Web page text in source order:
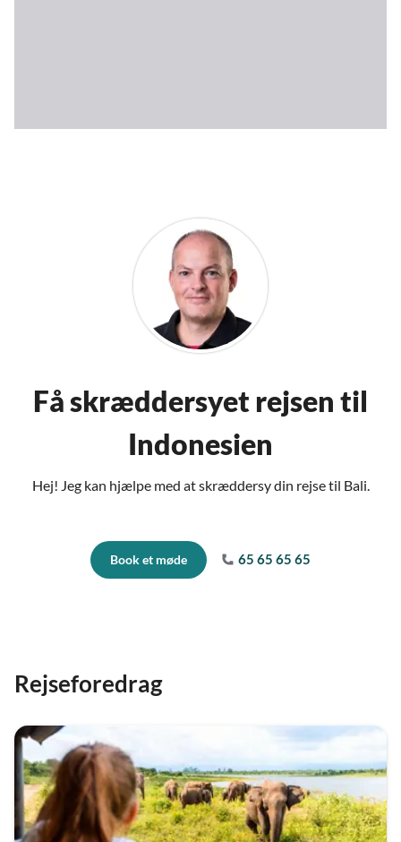
Få skræddersyet rejsen til
Indonesien
Hej! Jeg kan hjælpe med at skræddersy din rejse til Bali.
Book et møde 65 65 65 65
Rejseforedrag